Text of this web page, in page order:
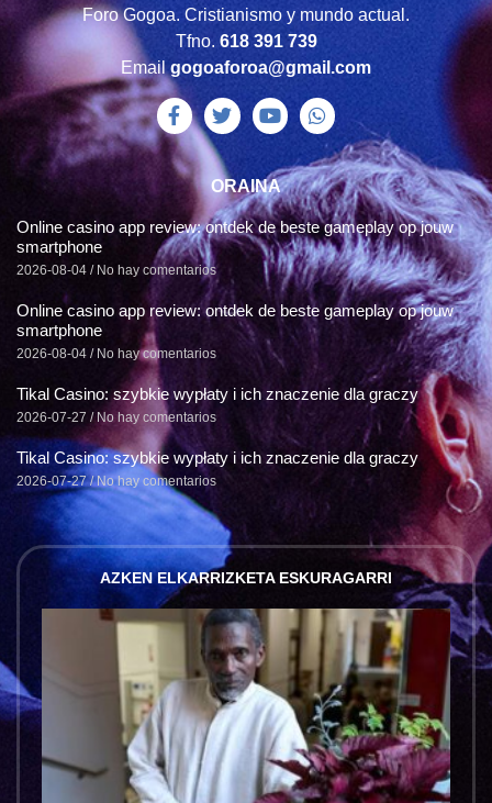
Foro Gogoa. Cristianismo y mundo actual.
Tfno. 618 391 739
Emailgogoaforoa@gmail.com
ORAINA
Online casino app review: ontdek de beste gameplay op jouw
smartphone
2026-08-04 No hay comentarios
Online casino app review: ontdek de beste gameplay op jouw
smartphone
2026-08-04 No hay comentarios
Tikal Casino: szybkie wypłaty i ich znaczenie dla graczy
2026-07-27 No hay comentarios
Tikal Casino: szybkie wypłaty i ich znaczenie dla graczy
2026-07-27 No hay comentarios
AZKEN ELKARRIZKETA ESKURAGARRI